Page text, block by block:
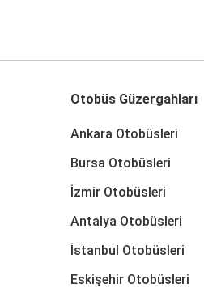
Otobüs Güzergahları
Ankara Otobüsleri
Bursa Otobüsleri
İzmir Otobüsleri
Antalya Otobüsleri
İstanbul Otobüsleri
Eskişehir Otobüsleri